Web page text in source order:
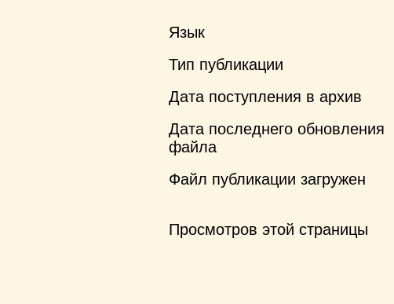
Язык
Тип публикации
Дата поступления в архив
Дата последнего обновления
файла
Файл публикации загружен
Просмотров этой страницы